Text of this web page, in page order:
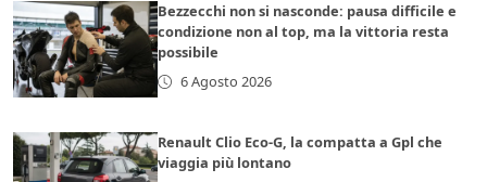
Bezzecchi non si nasconde: pausa difficile e
condizione non al top, ma la vittoria resta
possibile
6 Agosto 2026
Renault Clio Eco-G, la compatta a Gpl che
viaggia più lontano